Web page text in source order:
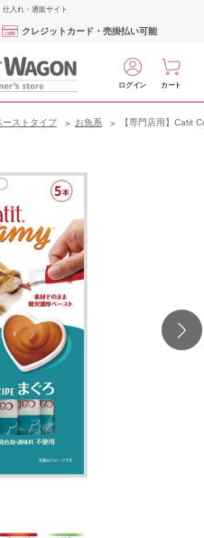
入れ・通販サイト
クレジットカード・売掛払い可能
ログイン カート
ーストタイプ お魚系 【専門店用】Catit